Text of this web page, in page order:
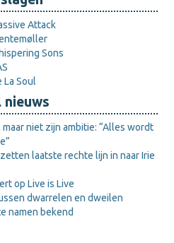
Attack
Sons
La Soul
niet zijn ambitie: “Alles wordt
laatste rechte lijn in naar Irie
op Live is Live
dwarrelen en dweilen
namen bekend